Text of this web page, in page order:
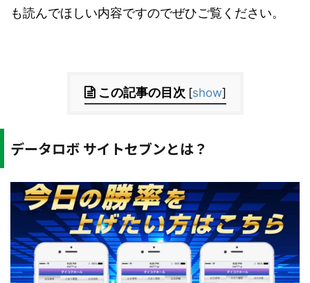
も読んでほしい内容ですのでぜひご覧ください。
この記事の目次 [show]
データロボ サイトセブンとは？